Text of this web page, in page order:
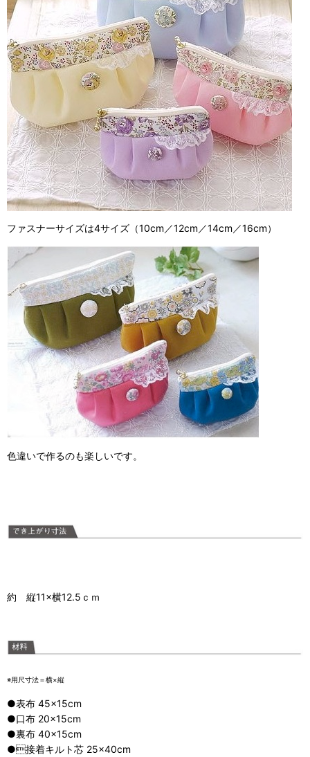
ファスナーサイズは4サイズ（10cm／12cm／14cm／16cm）
色違いで作るのも楽しいです。
約 縦11×横12.5ｃｍ
※用尺寸法＝横×縦
●表布 45×15cm
●口布 20×15cm
●裏布 40×15cm
●接着キルト芯 25×40cm